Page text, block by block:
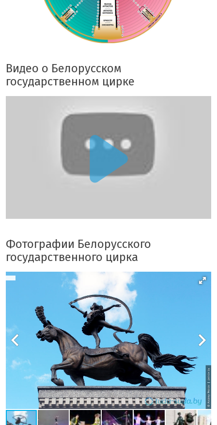
Видео о Белорусском
государственном цирке
Фотографии Белорусского
государственного цирка